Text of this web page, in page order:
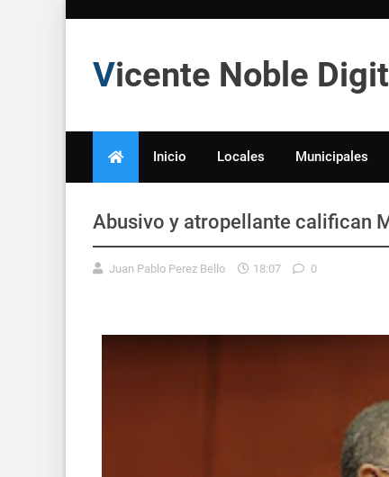
Vicente Noble
Inicio Locales Municipales
Abusivo y atropellante califican
Juan Pablo Perez Bello 18:07 0